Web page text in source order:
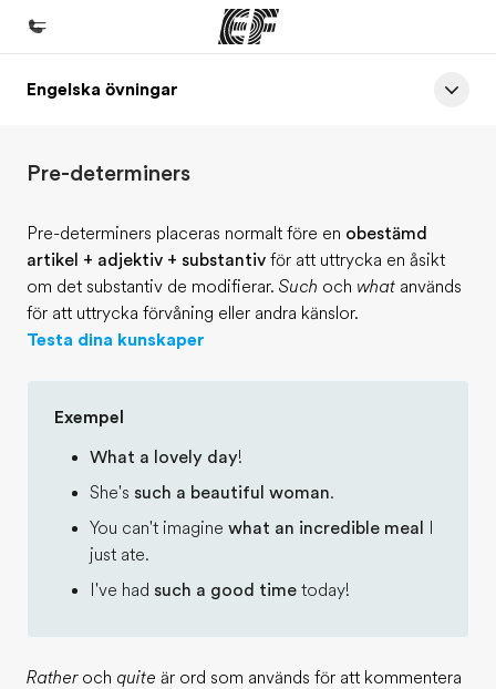
Hem
Program
Kontor
Om oss
Karriär
Bli en del av vårt team
Engelska övningar
Pre-determiners
Pre-determiners placeras normalt före en obestämd
artikel + adjektiv + substantiv för att uttrycka en åsikt
om det substantiv de modifierar. Such och what används
för att uttrycka förvåning eller andra känslor.
Testa dina kunskaper
Exempel
What a lovely day!
She's such a beautiful woman.
You can't imagine what an incredible meal
just ate.
I've had such a good time today!
Ratheroch quite är ord som används för att kommentera